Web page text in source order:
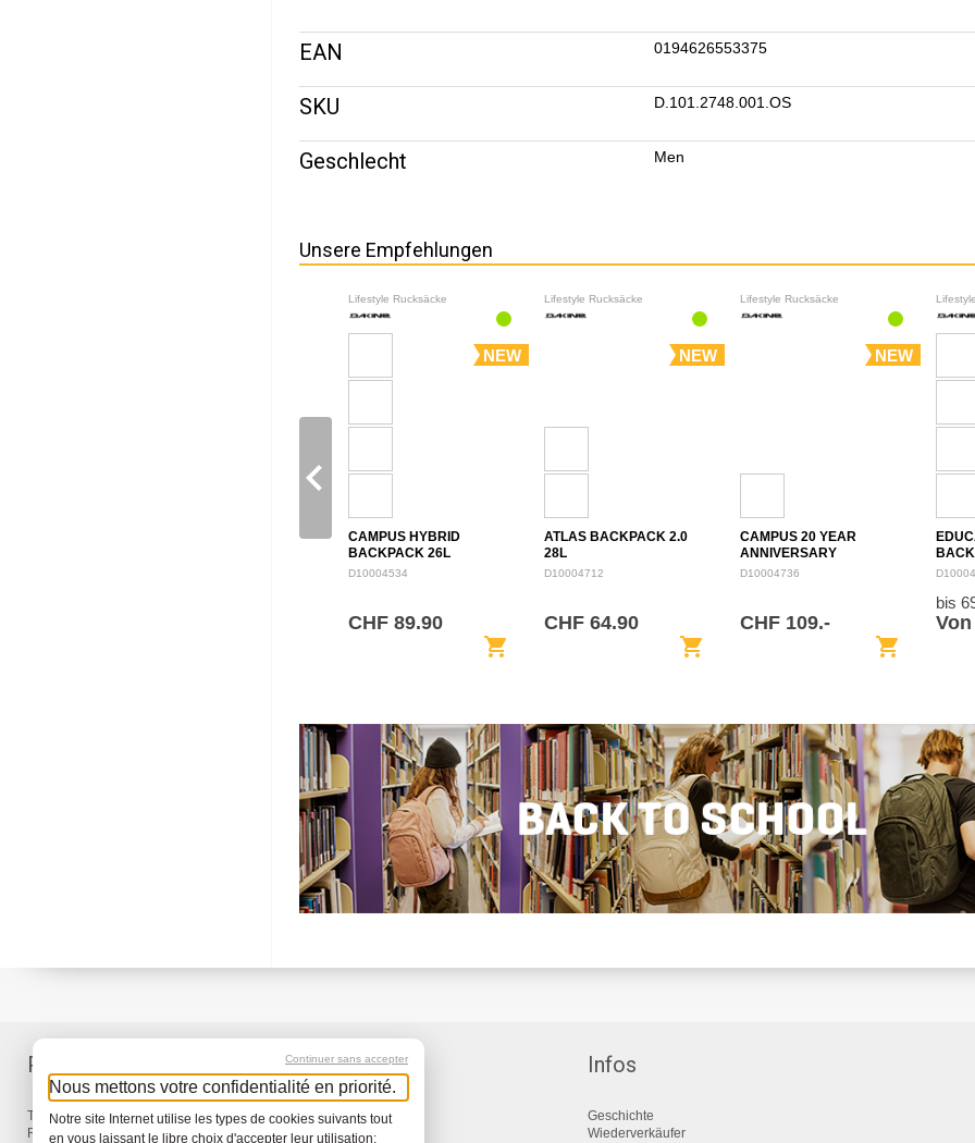
EAN 0194626553375
SKU D.101.2748.001.OS
Geschlecht Men
Unsere Empfehlungen
Lifestyle Rucksäcke
NEW
CAMPUS HYBRID
BACKPACK 26L
D10004534
CHF 89.90
shopping_cart
Lifestyle Rucksäcke
NEW
ATLAS BACKPACK 2.0
28L
D10004712
CHF 64.90
shopping_cart
Lifestyle Rucksäcke
NEW
CAMPUS 20 YEAR
ANNIVERSARY
BACKPACK 28L
D10004736
CHF 109.-
shopping_cart
bis
navigate_before
Produkte
Taschen & Rucksäcke
Reisen
Service
Lieferung
Garantie
Infos
Geschichte
Wiederverkäufer
Continuer sans accepter
Nous mettons votre confidentialité en priorité.
Notre site Internet utilise les types de cookies suivants tout
en vous laissant le libre choix d'accepter leur utilisation: